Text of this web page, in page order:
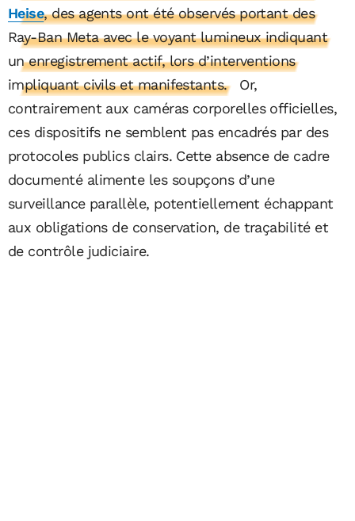
Heise, des agents ont été observés portant des
Ray-Ban Meta avec le voyant lumineux indiquant
un enregistrement actif, lors d’interventions
impliquant civils et manifestants.
Or,
contrairement aux caméras corporelles officielles,
ces dispositifs ne semblent pas encadrés par des
protocoles publics clairs. Cette absence de cadre
documenté alimente les soupçons d’une
surveillance parallèle, potentiellement échappant
aux obligations de conservation, de traçabilité et
de contrôle judiciaire.